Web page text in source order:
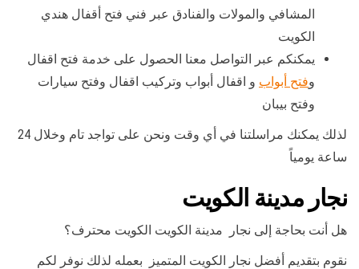
المشافي والمولات والفنادق عبر فني فتح أقفال هندي
الكويت
يمكنكم عبر التواصل معنا الحصول على خدمة فتح اقفال
وفتح أبواب و اقفال أبواب وتركيب اقفال وفتح سيارات
وفتح بيبان
لذلك يمكنك مراسلتنا في أي وقت ونحن على تواجد تام وخلال 24
ساعة يومياً
نجار مدينة الكويت
هل أنت بحاجة إلى نجار مدينة الكويت الكويت محترف؟
نقوم بتقديم أفضل نجار الكويت المتميز بعمله لذلك نوفر لكم